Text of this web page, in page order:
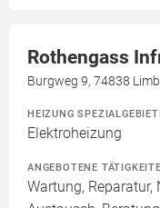
Rothengass
Burgweg 9, 74838
HEIZUNG
Elektroheizung
ANGEBOTENE
Wartung,